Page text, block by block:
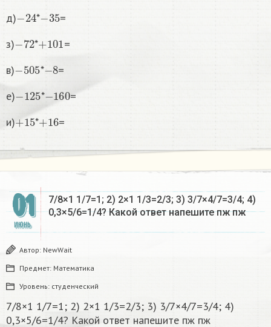
д)
24 * 35 =
з)
72* 101 =
в)
505* 8 =
е)
125* 160=
и)
15* 16=
01
ИЮНЬ
7/8×1 1/7=1; 2) 2×1 1/3=2/3; 3) 3/7×4/7=3/4; 4)
0,3×5/6=1/4? Какой ответ напешите пж пж
Автор: NewWait
Предмет: Математика
Уровень: студенческий
7/8×1 1/7=1; 2) 2×1 1/3=2/3; 3) 3/7×4/7=3/4; 4)
0,3×5/6=1/4? Какой ответ напешите пж пж